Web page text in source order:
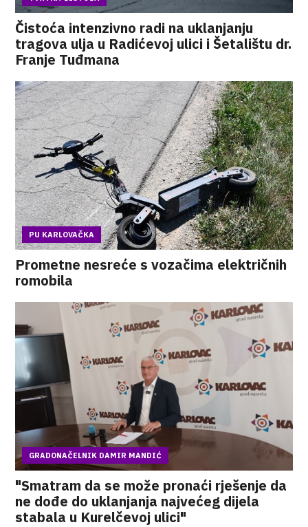
Čistoća intenzivno radi na uklanjanju
tragova ulja u Radićevoj ulici i Šetalištu dr.
Franje Tuđmana
PU KARLOVAČKA
Prometne nesreće s vozačima električnih
romobila
GRADONAČELNIK DAMIR MANDIĆ
"Smatram da se može pronaći rješenje da
ne dođe do uklanjanja najvećeg dijela
stabala u Kurelčevoj ulici"